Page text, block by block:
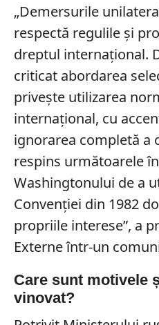
„Demersurile
respectă regulile și
dreptul internațional.
criticat abordarea
privește utilizarea
internațional, cu
ignorarea completă a
respins următoarele
Washingtonului de a
Convenției din 1982
propriile interese”, a
Externe într-un
Care sunt motivele
vinovat?